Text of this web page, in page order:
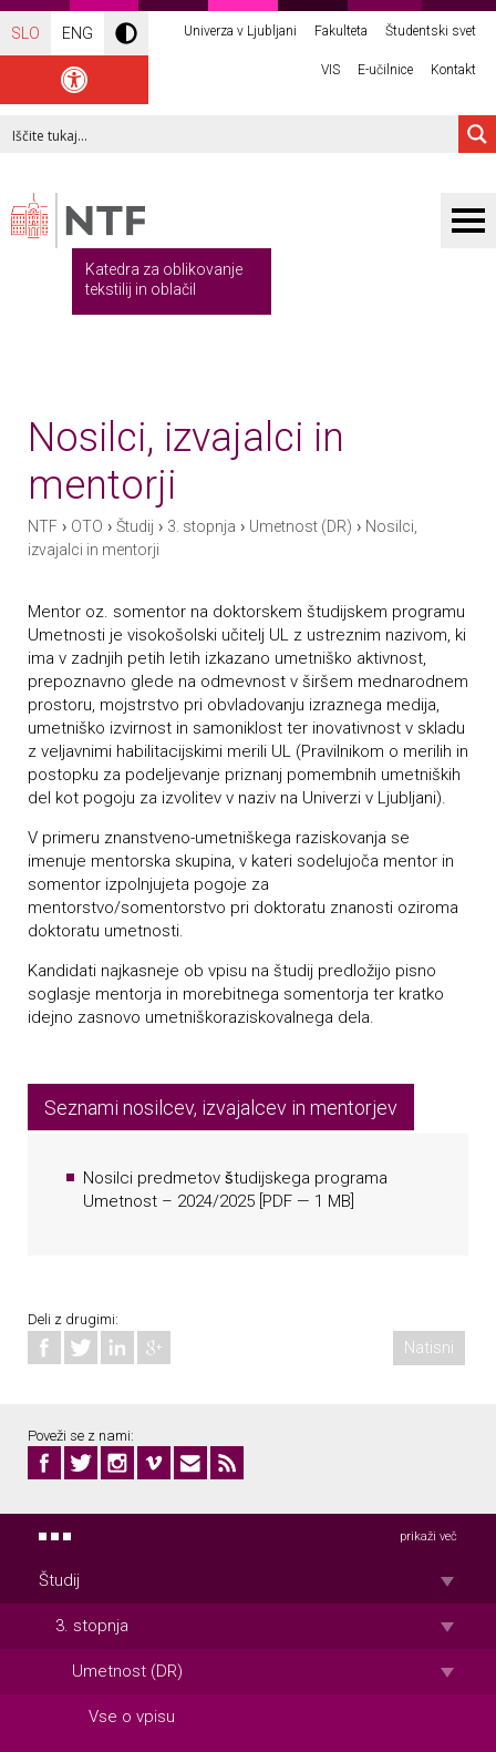
SLO ENG Univerza v Ljubljani Fakulteta Študentski svet
VIS E-učilnice Kontakt
Katedra za oblikovanje
tekstilij in oblačil
Nosilci, izvajalci in
mentorji
NTF › OTO › Študij › 3. stopnja › Umetnost (DR) › Nosilci,
izvajalci in mentorji
Mentor oz. somentor na doktorskem študijskem programu
Umetnosti je visokošolski učitelj UL z ustreznim nazivom, ki
ima v zadnjih petih letih izkazano umetniško aktivnost,
prepoznavno glede na odmevnost v širšem mednarodnem
prostoru, mojstrstvo pri obvladovanju izraznega medija,
umetniško izvirnost in samoniklost ter inovativnost v skladu
z veljavnimi habilitacijskimi merili UL (Pravilnikom o merilih in
postopku za podeljevanje priznanj pomembnih umetniških
del kot pogoju za izvolitev v naziv na Univerzi v Ljubljani).
V primeru znanstveno-umetniškega raziskovanja se
imenuje mentorska skupina, v kateri sodelujoča mentor in
somentor izpolnjujeta pogoje za
mentorstvo/somentorstvo pri doktoratu znanosti oziroma
doktoratu umetnosti.
Kandidati najkasneje ob vpisu na študij predložijo pisno
soglasje mentorja in morebitnega somentorja ter kratko
idejno zasnovo umetniškoraziskovalnega dela.
Seznami nosilcev, izvajalcev in mentorjev
Nosilci predmetov študijskega programa
Umetnost – 2024/2025 PDF — 1 MB]
Deli z drugimi:
Natisni
Poveži se z nami:
prikaži več
Študij
3. stopnja
Umetnost (DR)
Vse o vpisu